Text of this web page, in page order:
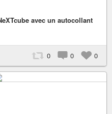
avec un autocollant
0 0 0